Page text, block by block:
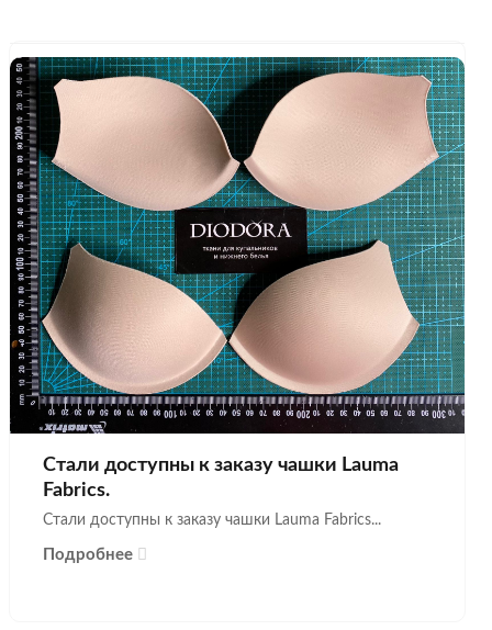
Стали доступны к заказу чашки Lauma
Fabrics.
Стали доступны к заказу чашки Lauma Fabrics...
Подробнее